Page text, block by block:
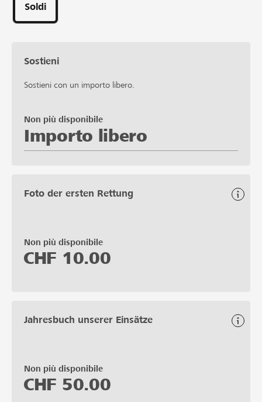
Soldi
Sostieni
Sostieni con un importo libero.
Importo libero
Non più disponibile
Foto der ersten Rettung
Non più disponibile
CHF 10.00
Jahresbuch unserer Einsätze
Non più disponibile
CHF 50.00